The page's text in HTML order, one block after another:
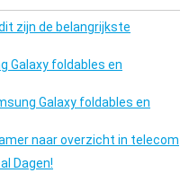
zijn de belangrijkste
Galaxy foldables en
Galaxy foldables en
naar overzicht in telecom
Dagen!